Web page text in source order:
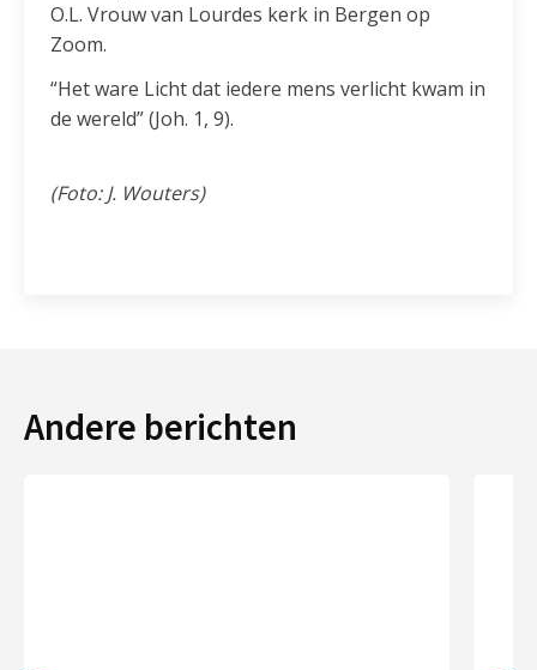
O.L. Vrouw van Lourdes kerk in Bergen op
Zoom.
“Het ware Licht dat iedere mens verlicht kwam in
de wereld” (Joh. 1, 9).
(Foto: J. Wouters)
Andere berichten